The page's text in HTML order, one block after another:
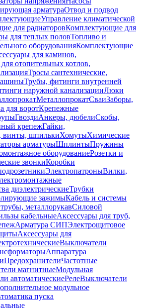
арматураОтвод и подвод
Управление климатической
для радиаторовКомплектующие для
для теплых половТопливо и
оборудованияКомплектующие
для каминов,
отопительных котлов,
Тросы сантехнические,
Трубы, фитинги внутренней
наружной канализацииЛюки
МеталлопрокатСваиЗаборы,
для воротКрепежные
ГвоздиАнкеры, дюбелиСкобы,
крепежГайки,
винты, шпилькиХомутыХимические
арматурыШплинтыПружины
оборудованиеРозетки и
звонкиКоробки
ЭлектропатроныВилки,
диэлектрическиеТрубки
зажимыКабель и системы
металлорукавСиловой
кабельныеАксессуары для труб,
Арматура СИПЭлектрощитовое
Аксессуары для
Выключатели
Аппаратура
ПредохранителиЧастотные
магнитныеМодульная
автоматическиеРелеВыключатели
модульное
пуска